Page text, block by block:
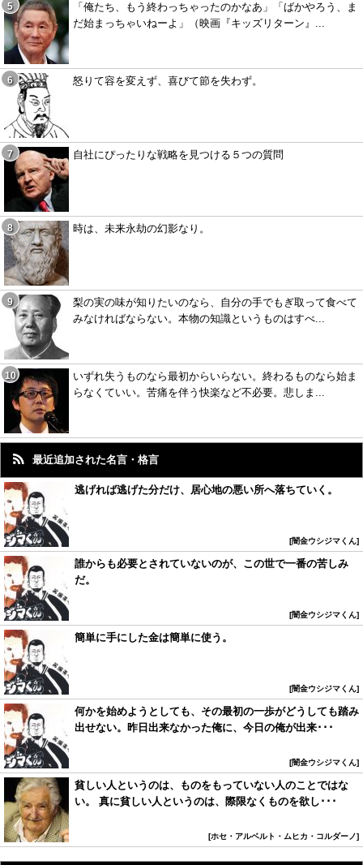
「俺たち、もう終わっちゃったのかなあ」「ばかやろう、ま
だ始まっちゃいねーよ」（映画『キッズリターン』...
怒りて容を変えず、喜びて節を失わず。
自社にぴったりな戦略を見つける５つの質問
時は、未来永劫の幻影なり。
梨の実の味が知りたいのなら、自分の手でもぎ取って食べて
みなければならない。本物の知識というものはすべ...
いずれ失うものなら最初からいらない。終わるものなら始ま
らなくていい。苦痛を伴う快楽など不必要。悲しま...
最近追加された名言・格言
逃げれば逃げた分だけ、居心地の悪い所へ落ちていく。
闇金ウシジマくん
誰からも必要とされていないのが、この世で一番の苦しみ
だ。
闇金ウシジマくん
簡単に手にした金は簡単に使う。
闇金ウシジマくん
何かを始めようとしても、その最初の一歩がどうしても踏み
出せない。昨日出来なかった俺に、今日の俺が出来･･･
闇金ウシジマくん
貧しい人というのは、ものをもっていない人のことではな
い。 真に貧しい人というのは、際限なくものを欲し･･･
ホセ・アルベルト・ムヒカ・コルダーノ